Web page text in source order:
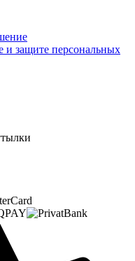
и защите персональных